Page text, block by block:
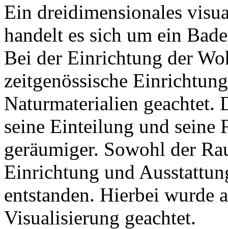
Ein dreidimensionales
handelt es sich um ein
Bei der Einrichtung der
zeitgenössische
Naturmaterialien geachtet.
seine Einteilung und seine
geräumiger. Sowohl der
Einrichtung und
entstanden. Hierbei wurde
Visualisierung geachtet.